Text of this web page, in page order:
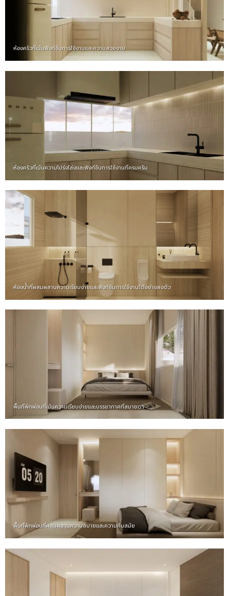
ห้องครัวที่เน้นฟังก์ชันการใช้งานและความสวยงาม
ห้องครัวที่เน้นความโปร่งโล่งและฟังก์ชันการใช้งานที่ครบครัน
ห้องน้ำที่ผสมผสานความเรียบง่ายและฟังก์ชันการใช้งานได้อย่างลงตัว
พื้นที่พักผ่อนที่เน้นความเรียบง่ายและบรรยากาศที่สบายตา
พื้นที่พักผ่อนที่ผสมผสานความสบายและความทันสมัย